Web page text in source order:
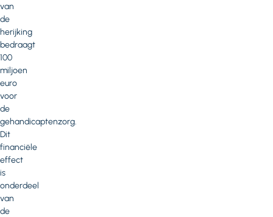
van
de
herijking
bedraagt
100
miljoen
euro
voor
de
gehandicaptenzorg.
Dit
financiële
effect
is
onderdeel
van
de